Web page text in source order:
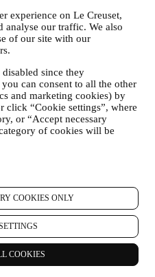
experience on Le Creuset,
analyse our traffic. We also
of our site with our
disabled since they
can consent to all the other
and marketing cookies) by
click “Cookie settings”, where
or “Accept necessary
of cookies will be
COOKIES ONLY
COOKIES
que
de la estrategia general que
del cliente;
se benefician e implementan
de manera independiente
a nivel local (dentro de un
a atender las solicitudes
INFORMACIÓN?
siguientes fines:
LEGALES Es
legales y otras
instrucciones recibidas de las
LE CREUSET
una cuenta de Le Creuset
de ventajas dedicadas a los
mejor de nuestros